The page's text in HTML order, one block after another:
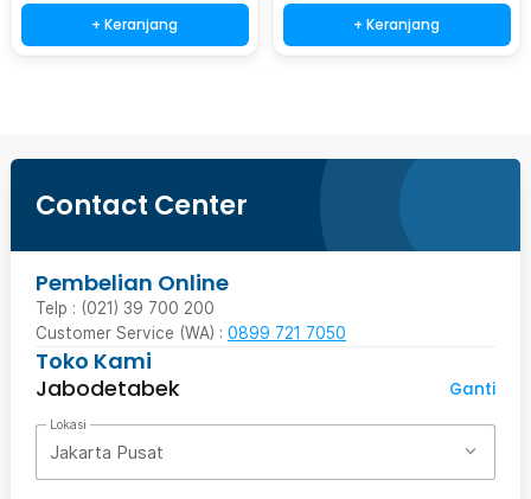
+ Keranjang + Keranjang
Contact Center
Pembelian Online
Telp : (021) 39 700 200
Customer Service (WA) : 0899 721 7050
Toko Kami
Jabodetabek
Ganti
Lokasi
Jakarta Pusat